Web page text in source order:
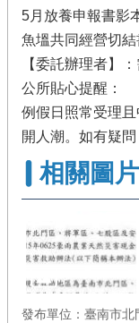
5月放養申報書影
魚塭共同經營切結
【委託辦理者】
公所貼心提醒：
例假日照常受理
開人潮。如有疑
相關圖片
發布單位：臺南市北